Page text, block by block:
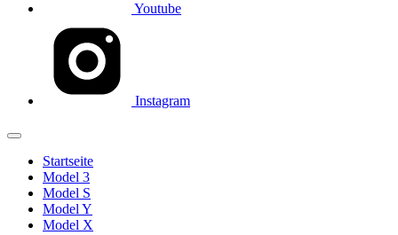
Youtube
Instagram
Startseite
Model 3
Model S
Model Y
Model X